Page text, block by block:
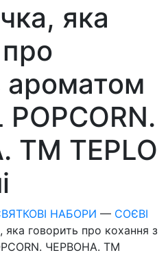
яка
ароматом
POPCORN.
TEPLO
НАБОРИ — СОЄВІ
яка говорить про кохання з
ЧЕРВОНА. ТM